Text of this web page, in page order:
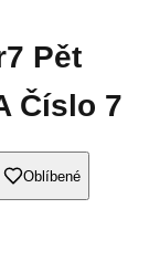
Pět
Číslo 7
Oblíbené